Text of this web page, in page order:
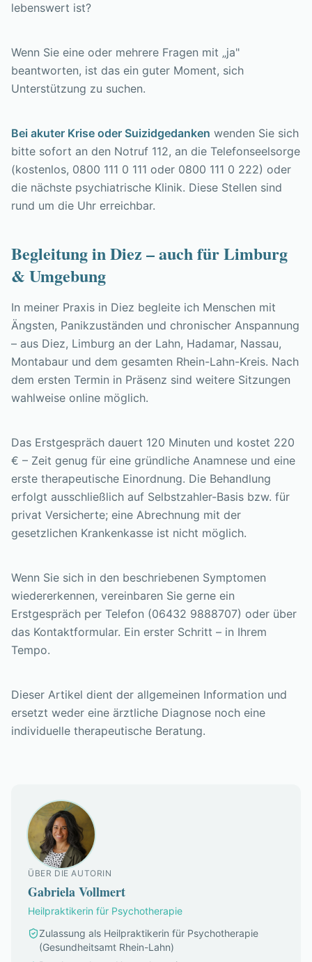
lebenswert ist?
Wenn Sie eine oder mehrere Fragen mit „ja"
beantworten, ist das ein guter Moment, sich
Unterstützung zu suchen.
Bei akuter Krise oder Suizidgedanken wenden Sie sich
bitte sofort an den Notruf 112, an die Telefonseelsorge
(kostenlos, 0800 111 0 111 oder 0800 111 0 222) oder
die nächste psychiatrische Klinik. Diese Stellen sind
rund um die Uhr erreichbar.
Begleitung in Diez – auch für Limburg
& Umgebung
In meiner Praxis in Diez begleite ich Menschen mit
Ängsten, Panikzuständen und chronischer Anspannung
– aus Diez, Limburg an der Lahn, Hadamar, Nassau,
Montabaur und dem gesamten Rhein-Lahn-Kreis. Nach
dem ersten Termin in Präsenz sind weitere Sitzungen
wahlweise online möglich.
Das Erstgespräch dauert 120 Minuten und kostet 220
€ – Zeit genug für eine gründliche Anamnese und eine
erste therapeutische Einordnung. Die Behandlung
erfolgt ausschließlich auf Selbstzahler-Basis bzw. für
privat Versicherte; eine Abrechnung mit der
gesetzlichen Krankenkasse ist nicht möglich.
Wenn Sie sich in den beschriebenen Symptomen
wiedererkennen, vereinbaren Sie gerne ein
Erstgespräch per Telefon (06432 9888707) oder über
das Kontaktformular. Ein erster Schritt – in Ihrem
Tempo.
Dieser Artikel dient der allgemeinen Information und
ersetzt weder eine ärztliche Diagnose noch eine
individuelle therapeutische Beratung.
ÜBER DIE AUTORIN
Gabriela Vollmert
Heilpraktikerin für Psychotherapie
Zulassung als Heilpraktikerin für Psychotherapie
(Gesundheitsamt Rhein-Lahn)